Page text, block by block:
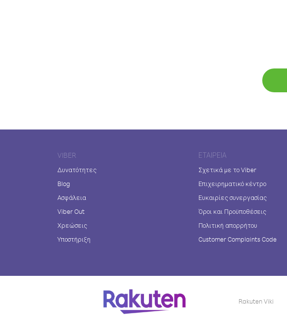
VIBER
Δυνατότητες
Blog
Ασφάλεια
Viber Out
Χρεώσεις
Υποστήριξη
ΕΤΑΙΡΕΊΑ
Σχετικά με το Viber
Επιχειρηματικό κέντρο
Ευκαιρίες συνεργασίας
Όροι και Προϋποθέσεις
Πολιτική απορρήτου
Customer Complaints Code
Rakuten Viki